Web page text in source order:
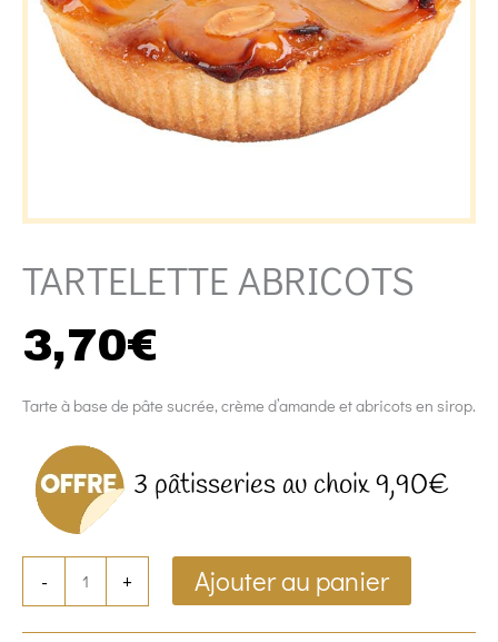
TARTELETTE ABRICOTS
3,70€
Tarte à base de pâte sucrée, crème d’amande et abricots en sirop.
3 pâtisseries au choix 9,90€
- + Ajouter au panier